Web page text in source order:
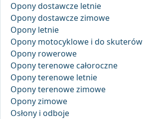
Opony dostawcze letnie
Opony dostawcze zimowe
Opony letnie
Opony motocyklowe i do skuterów
Opony rowerowe
Opony terenowe całoroczne
Opony terenowe letnie
Opony terenowe zimowe
Opony zimowe
Osłony i odboje